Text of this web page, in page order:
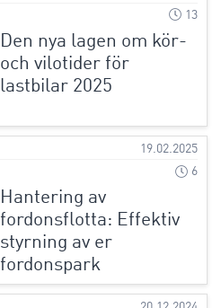
13
Den nya lagen om kör-
och vilotider för
lastbilar 2025
19.02.2025
6
Hantering av
fordonsflotta: Effektiv
styrning av er
fordonspark